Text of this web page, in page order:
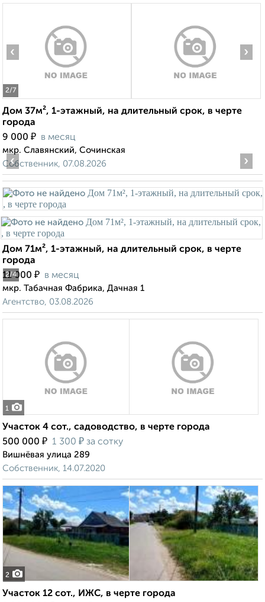
2/7
‹ ›
Дом 37м², 1-этажный, на длительный срок, в черте
города
9 000 ₽ в месяц
мкр. Славянский, Сочинская
Собственник, 07.08.2026
2/4
‹ ›
Дом 71м², 1-этажный, на длительный срок, в черте
города
11 000 ₽ в месяц
мкр. Табачная Фабрика, Дачная 1
Агентство, 03.08.2026
1
Участок 4 сот., садоводство, в черте города
500 000 ₽ 1 300 ₽ за сотку
Вишнёвая улица 289
Собственник, 14.07.2020
2
Участок 12 сот., ИЖС, в черте города